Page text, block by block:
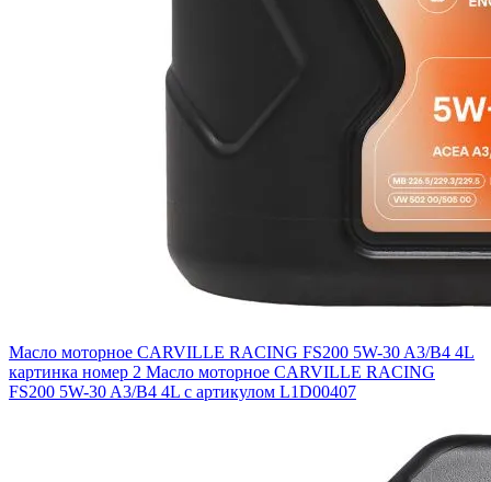
Масло моторное CARVILLE RACING FS200 5W-30 A3/B4 4L
картинка номер 2 Масло моторное CARVILLE RACING
FS200 5W-30 A3/B4 4L с артикулом L1D00407